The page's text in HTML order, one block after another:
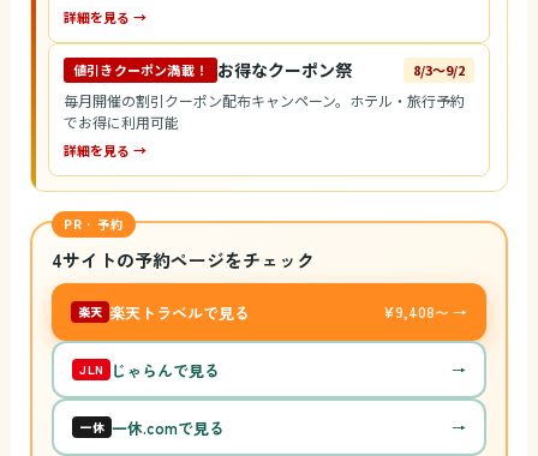
詳細を見る →
値引きクーポン満載！ お得なクーポン祭 8/3〜9/2
毎月開催の割引クーポン配布キャンペーン。ホテル・旅行予約
でお得に利用可能
詳細を見る →
PR · 予約
4サイトの予約ページをチェック
楽天 楽天トラベルで見る ¥9,408〜 →
JLN じゃらんで見る →
一休 一休.comで見る →